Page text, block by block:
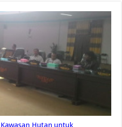
Hutan untuk